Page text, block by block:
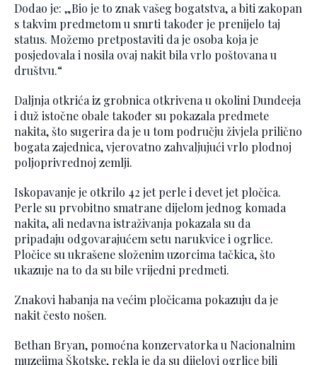
Dodao je: „Bio je to znak vašeg bogatstva, a biti zakopan
s takvim predmetom u smrti također je prenijelo taj
status. Možemo pretpostaviti da je osoba koja je
posjedovala i nosila ovaj nakit bila vrlo poštovana u
društvu.“
Daljnja otkrića iz grobnica otkrivena u okolini Dundeeja
i duž istočne obale također su pokazala predmete
nakita, što sugerira da je u tom području živjela prilično
bogata zajednica, vjerovatno zahvaljujući vrlo plodnoj
poljoprivrednoj zemlji.
Iskopavanje je otkrilo 42 jet perle i devet jet pločica.
Perle su prvobitno smatrane dijelom jednog komada
nakita, ali nedavna istraživanja pokazala su da
pripadaju odgovarajućem setu narukvice i ogrlice.
Pločice su ukrašene složenim uzorcima tačkica, što
ukazuje na to da su bile vrijedni predmeti.
Znakovi habanja na većim pločicama pokazuju da je
nakit često nošen.
Bethan Bryan, pomoćna konzervatorka u Nacionalnim
muzejima Škotske, rekla je da su dijelovi ogrlice bili